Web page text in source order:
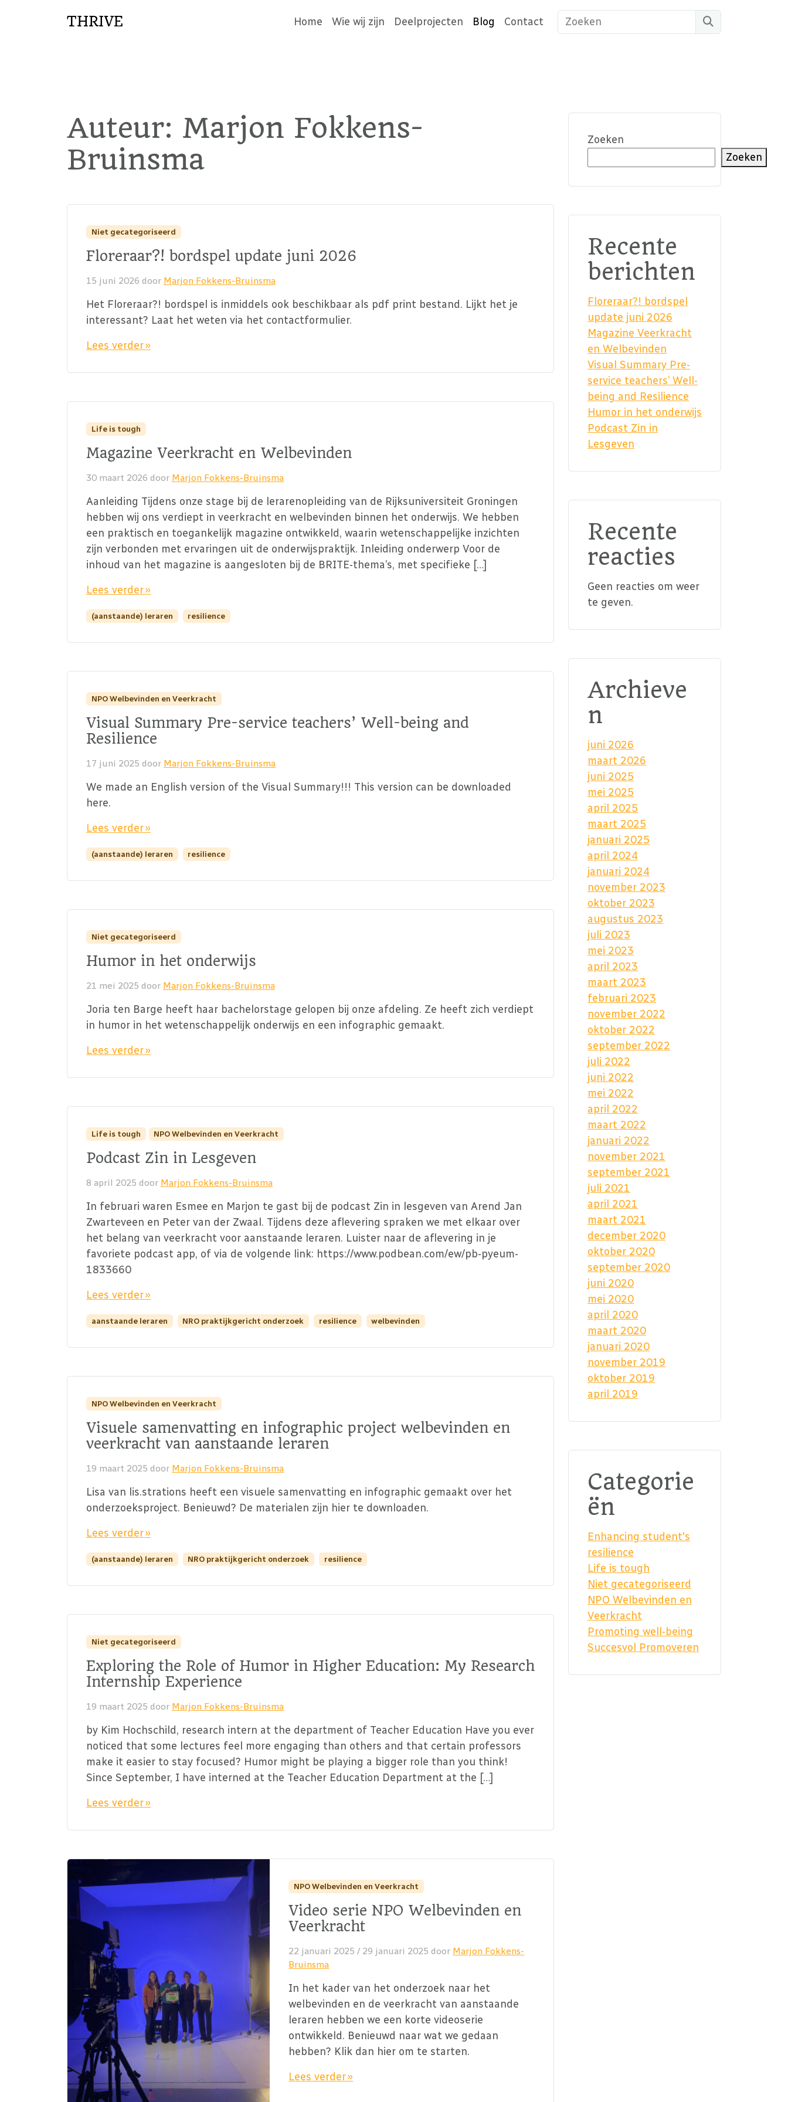
THRIVE Home Wie wij zijn Deelprojecten Blog Contact
Auteur: Marjon Fokkens-
Bruinsma
Niet gecategoriseerd
Floreraar?! bordspel update juni 2026
15 juni 2026 door Marjon Fokkens-Bruinsma
Het Floreraar?! bordspel is inmiddels ook beschikbaar als pdf print bestand. Lijkt het je
interessant? Laat het weten via het contactformulier.
Lees verder »
Life is tough
Magazine Veerkracht en Welbevinden
30 maart 2026 door Marjon Fokkens-Bruinsma
Aanleiding Tijdens onze stage bij de lerarenopleiding van de Rijksuniversiteit Groningen
hebben wij ons verdiept in veerkracht en welbevinden binnen het onderwijs. We hebben
een praktisch en toegankelijk magazine ontwikkeld, waarin wetenschappelijke inzichten
zijn verbonden met ervaringen uit de onderwijspraktijk. Inleiding onderwerp Voor de
inhoud van het magazine is aangesloten bij de BRITE-thema’s, met specifieke […]
Lees verder »
(aanstaande) leraren resilience
NPO Welbevinden en Veerkracht
Visual Summary Pre-service teachers’ Well-being and
Resilience
17 juni 2025 door Marjon Fokkens-Bruinsma
We made an English version of the Visual Summary!!! This version can be downloaded
here.
Lees verder »
(aanstaande) leraren resilience
Niet gecategoriseerd
Humor in het onderwijs
21 mei 2025 door Marjon Fokkens-Bruinsma
Joria ten Barge heeft haar bachelorstage gelopen bij onze afdeling. Ze heeft zich verdiept
in humor in het wetenschappelijk onderwijs en een infographic gemaakt.
Lees verder »
Life is tough NPO Welbevinden en Veerkracht
Podcast Zin in Lesgeven
8 april 2025 door Marjon Fokkens-Bruinsma
In februari waren Esmee en Marjon te gast bij de podcast Zin in lesgeven van Arend Jan
Zwarteveen en Peter van der Zwaal. Tijdens deze aflevering spraken we met elkaar over
het belang van veerkracht voor aanstaande leraren. Luister naar de aflevering in je
favoriete podcast app, of via de volgende link: https://www.podbean.com/ew/pb-pyeum-
1833660
Lees verder »
aanstaande leraren NRO praktijkgericht onderzoek resilience welbevinden
NPO Welbevinden en Veerkracht
Visuele samenvatting en infographic project welbevinden en
veerkracht van aanstaande leraren
19 maart 2025 door Marjon Fokkens-Bruinsma
Lisa van lis.strations heeft een visuele samenvatting en infographic gemaakt over het
onderzoeksproject. Benieuwd? De materialen zijn hier te downloaden.
Lees verder »
(aanstaande) leraren NRO praktijkgericht onderzoek resilience
Niet gecategoriseerd
Exploring the Role of Humor in Higher Education: My Research
Internship Experience
19 maart 2025 door Marjon Fokkens-Bruinsma
by Kim Hochschild, research intern at the department of Teacher Education Have you ever
noticed that some lectures feel more engaging than others and that certain professors
make it easier to stay focused? Humor might be playing a bigger role than you think!
Since September, I have interned at the Teacher Education Department at the […]
Lees verder »
NPO Welbevinden en Veerkracht
Video serie NPO Welbevinden en
Veerkracht
22 januari 2025 / 29 januari 2025 door Marjon Fokkens-
Bruinsma
In het kader van het onderzoek naar het
welbevinden en de veerkracht van aanstaande
leraren hebben we een korte videoserie
ontwikkeld. Benieuwd naar wat we gedaan
hebben? Klik dan hier om te starten.
Lees verder »
Zoeken
Zoeken
Recente
berichten
Floreraar?! bordspel
update juni 2026
Magazine Veerkracht
en Welbevinden
Visual Summary Pre-
service teachers’ Well-
being and Resilience
Humor in het onderwijs
Podcast Zin in
Lesgeven
Recente
reacties
Geen reacties om weer
te geven.
Archieve
n
juni 2026
maart 2026
juni 2025
mei 2025
april 2025
maart 2025
januari 2025
april 2024
januari 2024
november 2023
oktober 2023
augustus 2023
juli 2023
mei 2023
april 2023
maart 2023
februari 2023
november 2022
oktober 2022
september 2022
juli 2022
juni 2022
mei 2022
april 2022
maart 2022
januari 2022
november 2021
september 2021
juli 2021
april 2021
maart 2021
december 2020
oktober 2020
september 2020
juni 2020
mei 2020
april 2020
maart 2020
januari 2020
november 2019
oktober 2019
april 2019
Categorie
ën
Enhancing student's
resilience
Life is tough
Niet gecategoriseerd
NPO Welbevinden en
Veerkracht
Promoting well-being
Succesvol Promoveren